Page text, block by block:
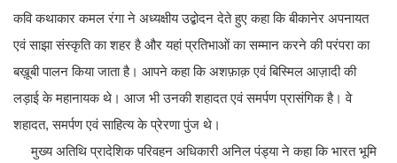
कवि कथाकार कमल रंगा ने अध्यक्षीय उद्बोदन देते हुए कहा कि बीकानेर अपनायत
एवं साझा संस्कृति का शहर है और यहां प्रतिभाओं का सम्मान करने की परंपरा का
बख़ूबी पालन किया जाता है। आपने कहा कि अशफ़ाक़ एवं बिस्मिल आज़ादी की
लड़ाई के महानायक थे। आज भी उनकी शहादत एवं समर्पण प्रासंगिक है। वे
शहादत, समर्पण एवं साहित्य के प्रेरणा पुंज थे।
मुख्य अतिथि प्रादेशिक परिवहन अधिकारी अनिल पंड्या ने कहा कि भारत भूमि